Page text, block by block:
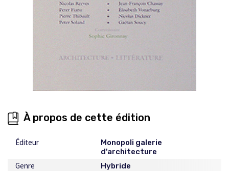
À propos de cette édition
Éditeur
Monopoli galerie
d'architecture
Genre Hybride